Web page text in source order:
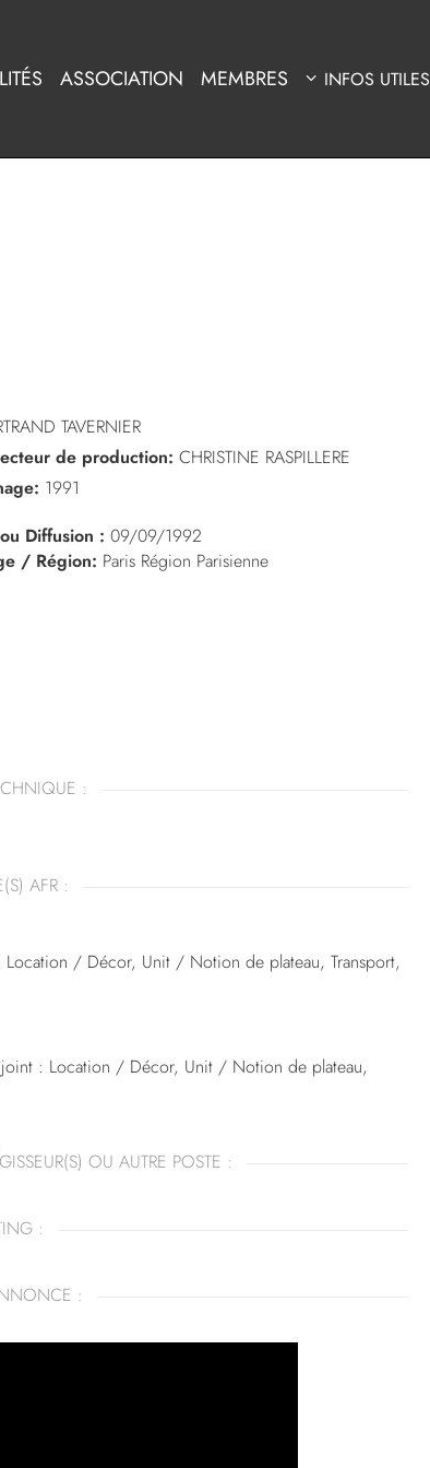
ASSOCIATION MEMBRES INFOS UTILES
TAVERNIER
de production: CHRISTINE RASPILLERE
1991
Diffusion : 09/09/1992
/ Région: Paris Région Parisienne
:
AFR :
Location / Décor, Unit / Notion de plateau, Transport,
: Location / Décor, Unit / Notion de plateau,
OU AUTRE POSTE :
:
: